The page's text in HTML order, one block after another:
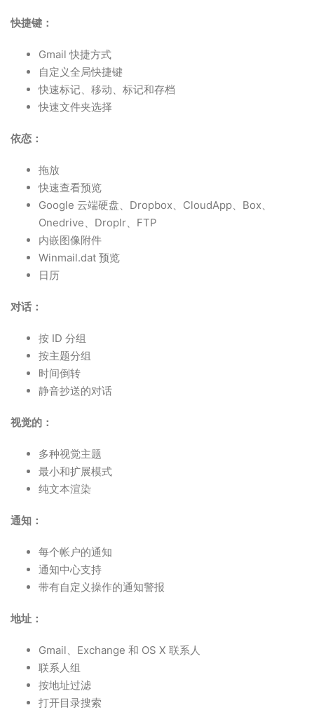
快捷键：
Gmail 快捷方式
自定义全局快捷键
快速标记、移动、标记和存档
快速文件夹选择
依恋：
拖放
快速查看预览
Google 云端硬盘、Dropbox、CloudApp、Box、
Onedrive、Droplr、FTP
内嵌图像附件
Winmail.dat 预览
日历
对话：
按 ID 分组
按主题分组
时间倒转
静音抄送的对话
视觉的：
多种视觉主题
最小和扩展模式
纯文本渲染
通知：
每个帐户的通知
通知中心支持
带有自定义操作的通知警报
地址：
Gmail、Exchange 和 OS X 联系人
联系人组
按地址过滤
打开目录搜索